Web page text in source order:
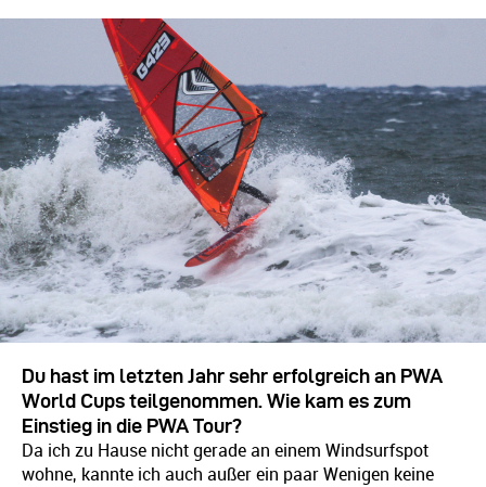
Du hast im letzten Jahr sehr erfolgreich an PWA
World Cups teilgenommen. Wie kam es zum
Einstieg in die PWA Tour?
Da ich zu Hause nicht gerade an einem Windsurfspot
wohne, kannte ich auch außer ein paar Wenigen keine